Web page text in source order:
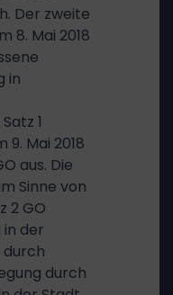
Der zweite
8. Mai 2018
in
1
Mai 2018
aus. Die
Sinne von
2 GO
der
durch
durch